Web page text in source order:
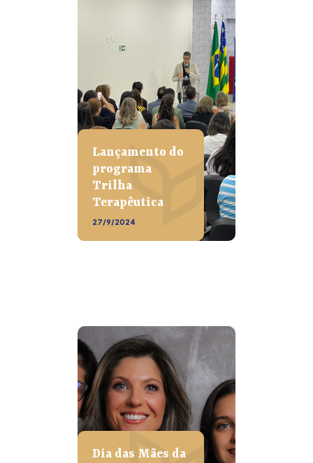
Lançamento do
programa
Trilha
Terapêutica
27/9/2024
Dia das Mães da